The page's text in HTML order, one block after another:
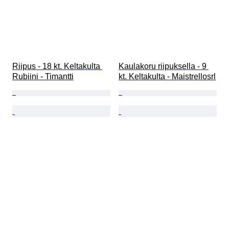
Riipus - 18 kt. Keltakulta
Rubiini - Timantti
Kaulakoru riipuksella - 9
kt. Keltakulta - Maistrellosrl